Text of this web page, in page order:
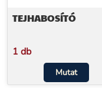
TEJHABOSÍTÓ
1 db
Mutat